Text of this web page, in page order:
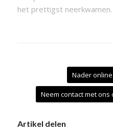
het prettigst neerkwamen.
Nader
Neem contact met ons
Artikel delen